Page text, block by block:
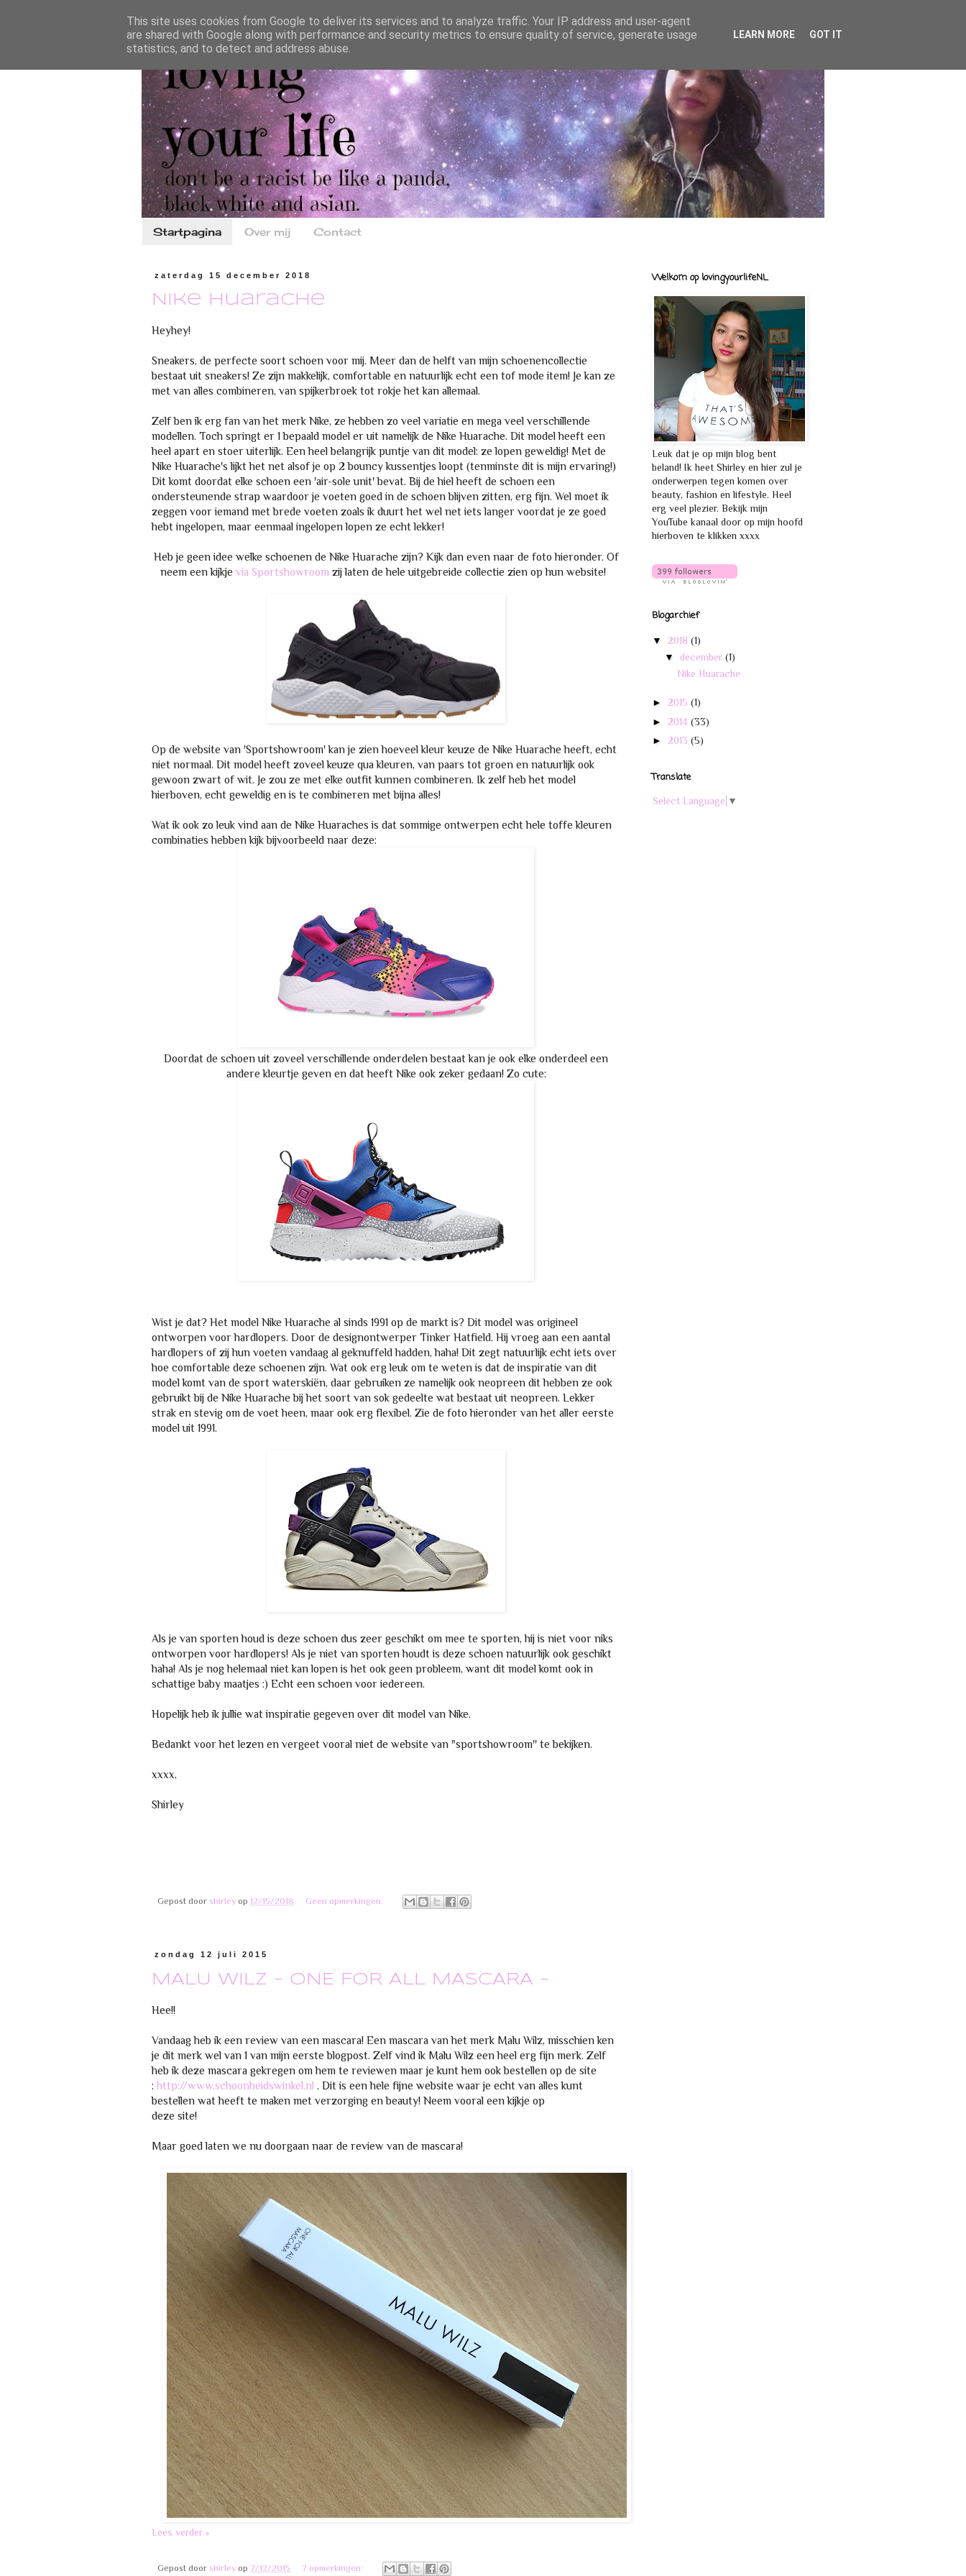
Startpagina Over mij Contact
zaterdag 15 december 2018
Nike Huarache
Heyhey!
Sneakers, de perfecte soort schoen voor mij. Meer dan de helft van mijn schoenencollectie
bestaat uit sneakers! Ze zijn makkelijk, comfortable en natuurlijk echt een tof mode item! Je kan ze
met van alles combineren, van spijkerbroek tot rokje het kan allemaal.
Zelf ben ik erg fan van het merk Nike, ze hebben zo veel variatie en mega veel verschillende
modellen. Toch springt er 1 bepaald model er uit namelijk de Nike Huarache. Dit model heeft een
heel apart en stoer uiterlijk. Een heel belangrijk puntje van dit model: ze lopen geweldig! Met de
Nike Huarache's lijkt het net alsof je op 2 bouncy kussentjes loopt (tenminste dit is mijn ervaring!)
Dit komt doordat elke schoen een 'air-sole unit' bevat. Bij de hiel heeft de schoen een
ondersteunende strap waardoor je voeten goed in de schoen blijven zitten, erg fijn. Wel moet ik
zeggen voor iemand met brede voeten zoals ik duurt het wel net iets langer voordat je ze goed
hebt ingelopen, maar eenmaal ingelopen lopen ze echt lekker!
Heb je geen idee welke schoenen de Nike Huarache zijn? Kijk dan even naar de foto hieronder. Of
neem een kijkje via Sportshowroom zij laten de hele uitgebreide collectie zien op hun website!
Op de website van 'Sportshowroom' kan je zien hoeveel kleur keuze de Nike Huarache heeft, echt
niet normaal. Dit model heeft zoveel keuze qua kleuren, van paars tot groen en natuurlijk ook
gewoon zwart of wit. Je zou ze met elke outfit kunnen combineren. Ik zelf heb het model
hierboven, echt geweldig en is te combineren met bijna alles!
Wat ik ook zo leuk vind aan de Nike Huaraches is dat sommige ontwerpen echt hele toffe kleuren
combinaties hebben kijk bijvoorbeeld naar deze:
Doordat de schoen uit zoveel verschillende onderdelen bestaat kan je ook elke onderdeel een
andere kleurtje geven en dat heeft Nike ook zeker gedaan! Zo cute:
Wist je dat? Het model Nike Huarache al sinds 1991 op de markt is? Dit model was origineel
ontworpen voor hardlopers. Door de designontwerper Tinker Hatfield. Hij vroeg aan een aantal
hardlopers of zij hun voeten vandaag al geknuffeld hadden, haha! Dit zegt natuurlijk echt iets over
hoe comfortable deze schoenen zijn. Wat ook erg leuk om te weten is dat de inspiratie van dit
model komt van de sport waterskiën, daar gebruiken ze namelijk ook neopreen dit hebben ze ook
gebruikt bij de Nike Huarache bij het soort van sok gedeelte wat bestaat uit neopreen. Lekker
strak en stevig om de voet heen, maar ook erg flexibel. Zie de foto hieronder van het aller eerste
model uit 1991.
Als je van sporten houd is deze schoen dus zeer geschikt om mee te sporten, hij is niet voor niks
ontworpen voor hardlopers! Als je niet van sporten houdt is deze schoen natuurlijk ook geschikt
haha! Als je nog helemaal niet kan lopen is het ook geen probleem, want dit model komt ook in
schattige baby maatjes :) Echt een schoen voor iedereen.
Hopelijk heb ik jullie wat inspiratie gegeven over dit model van Nike.
Bedankt voor het lezen en vergeet vooral niet de website van "sportshowroom'' te bekijken.
xxxx,
Shirley
Gepost door shirley op 12/15/2018 Geen opmerkingen:
zondag 12 juli 2015
MALU WILZ - ONE FOR ALL MASCARA -
Hee!!
Vandaag heb ik een review van een mascara! Een mascara van het merk Malu Wilz, misschien ken
je dit merk wel van 1 van mijn eerste blogpost. Zelf vind ik Malu Wilz een heel erg fijn merk. Zelf
heb ik deze mascara gekregen om hem te reviewen maar je kunt hem ook bestellen op de site
:http://www.schoonheidswinkel.nl . Dit is een hele fijne website waar je echt van alles kunt
bestellen wat heeft te maken met verzorging en beauty! Neem vooral een kijkje op
deze site!
Maar goed laten we nu doorgaan naar de review van de mascara!
Lees verder »
Gepost door shirley op 7/12/2015 7 opmerkingen:
Welkom op lovingyourlifeNL
Leuk dat je op mijn blog bent
beland! Ik heet Shirley en hier zul je
onderwerpen tegen komen over
beauty, fashion en lifestyle. Heel
erg veel plezier. Bekijk mijn
YouTube kanaal door op mijn hoofd
hierboven te klikken xxxx
Blogarchief
▼ 2018 (1)
▼ december (1)
Nike Huarache
► 2015 (1)
► 2014 (33)
► 2013 (5)
Translate
Select Language ▼
This site uses cookies from Google to deliver its services and to analyze traffic. Your IP address and user-agent
are shared with Google along with performance and security metrics to ensure quality of service, generate usage
statistics, and to detect and address abuse.
LEARN MORE GOT IT